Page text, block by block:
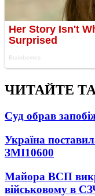
ЧИТАЙТЕ
Суд обрав
Україна
ЗМІ10600
Майора ВСП
військовому в